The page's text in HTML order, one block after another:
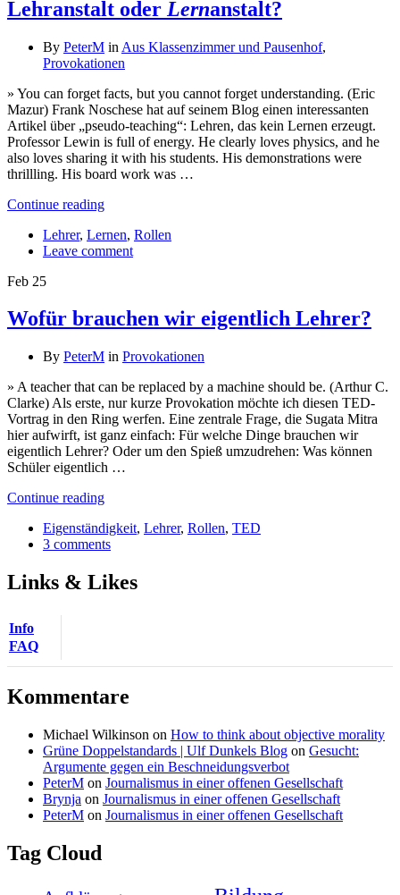
Lehranstalt oder Lernanstalt?
By PeterM in Aus Klassenzimmer und Pausenhof,
Provokationen
» You can forget facts, but you cannot forget understanding. (Eric
Mazur) Frank Noschese hat auf seinem Blog einen interessanten
Artikel über „pseudo-teaching“: Lehren, das kein Lernen erzeugt.
Professor Lewin is full of energy. He clearly loves physics, and he
also loves sharing it with his students. His demonstrations were
thrillling. His board work was …
Continue reading
Lehrer, Lernen, Rollen
Leave comment
Feb 25
Wofür brauchen wir eigentlich Lehrer?
By PeterM in Provokationen
» A teacher that can be replaced by a machine should be. (Arthur C.
Clarke) Als erste, nur kurze Provokation möchte ich diesen TED-
Vortrag in den Ring werfen. Eine zentrale Frage, die Sugata Mitra
hier aufwirft, ist ganz einfach: Für welche Dinge brauchen wir
eigentlich Lehrer? Oder um den Spieß umzudrehen: Was können
Schüler eigentlich …
Continue reading
Eigenständigkeit, Lehrer, Rollen, TED
3 comments
Links & Likes
Info
FAQ
Kommentare
Michael Wilkinson on How to think about objective morality
Grüne Doppelstandards | Ulf Dunkels Blog on Gesucht:
Argumente gegen ein Beschneidungsverbot
PeterM on Journalismus in einer offenen Gesellschaft
Brynja on Journalismus in einer offenen Gesellschaft
PeterM on Journalismus in einer offenen Gesellschaft
Tag Cloud